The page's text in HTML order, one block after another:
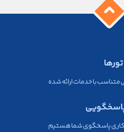
با خدمات ارائه شده
کاری پاسخگوی شما هستیم